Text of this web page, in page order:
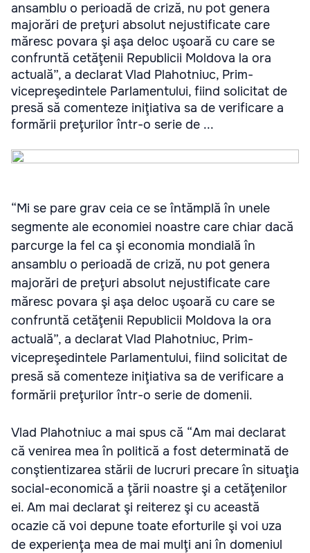
ansamblu o perioadă de criză, nu pot genera
majorări de preţuri absolut nejustificate care
măresc povara şi aşa deloc uşoară cu care se
confruntă cetăţenii Republicii Moldova la ora
actuală”, a declarat Vlad Plahotniuc, Prim-
vicepreşedintele Parlamentului, fiind solicitat de
presă să comenteze iniţiativa sa de verificare a
formării preţurilor într-o serie de ...
“Mi se pare grav ceia ce se întămplă în unele
segmente ale economiei noastre care chiar dacă
parcurge la fel ca şi economia mondială în
ansamblu o perioadă de criză, nu pot genera
majorări de preţuri absolut nejustificate care
măresc povara şi aşa deloc uşoară cu care se
confruntă cetăţenii Republicii Moldova la ora
actuală”, a declarat Vlad Plahotniuc, Prim-
vicepreşedintele Parlamentului, fiind solicitat de
presă să comenteze iniţiativa sa de verificare a
formării preţurilor într-o serie de domenii.
Vlad Plahotniuc a mai spus că “Am mai declarat
că venirea mea în politică a fost determinată de
conştientizarea stării de lucruri precare în situaţia
social-economică a ţării noastre şi a cetăţenilor
ei. Am mai declarat şi reiterez şi cu această
ocazie că voi depune toate eforturile şi voi uza
de experienţa mea de mai mulţi ani în domeniul